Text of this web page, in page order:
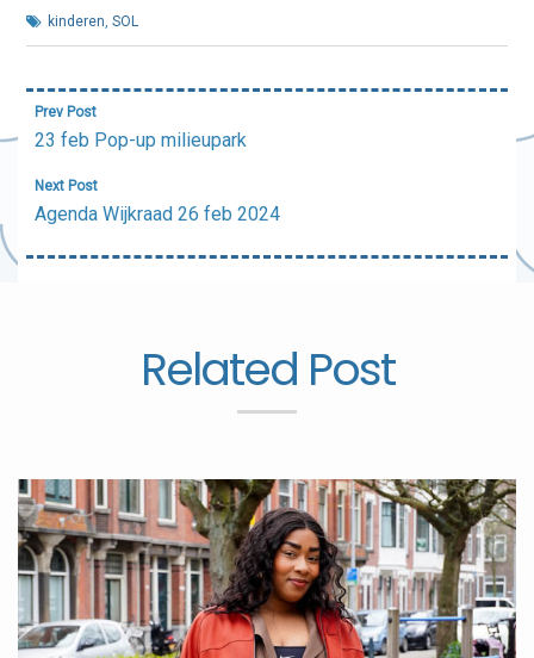
kinderen, SOL
Bericht
navigatie
Prev Post
23 feb Pop-up milieupark
Next Post
Agenda Wijkraad 26 feb 2024
Related Post